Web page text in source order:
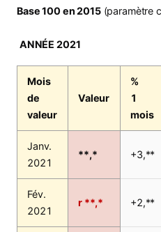
Base 100 en 2015(paramètre
ANNÉE 2021
Mois
de
valeur
Valeur
%
1
mois
Janv.
2021
**,* +3,**
Fév.
2021
r **,* +2,**